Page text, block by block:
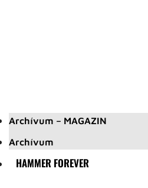
Archívum – MAGAZIN
Archívum
HAMMER FOREVER